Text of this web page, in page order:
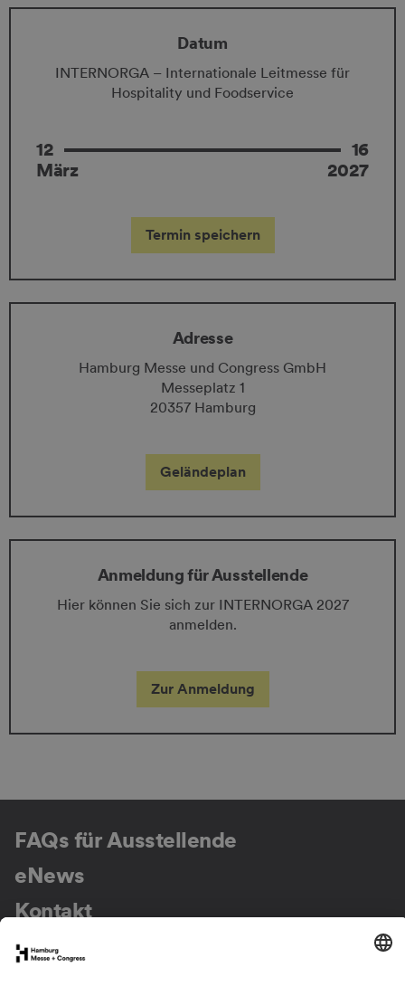
Datum
INTERNORGA – Internationale Leitmesse für
Hospitality und Foodservice
12
16
März
2027
Termin speichern
Adresse
Hamburg Messe und Congress GmbH
Messeplatz 1
20357 Hamburg
Geländeplan
Anmeldung für Ausstellende
Hier können Sie sich zur INTERNORGA 2027
anmelden.
Zur Anmeldung
FAQs für Ausstellende
eNews
Kontakt
Presse